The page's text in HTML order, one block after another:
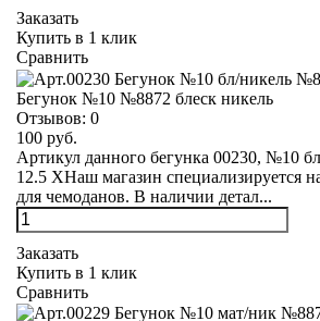
Заказать
Купить в 1 клик
Сравнить
Бегунок №10 №8872 блеск никель
Отзывов: 0
100 руб.
Артикул данного бегунка 00230, №10
12.5 XНаш магазин специализируется
для чемоданов. В наличии детал...
Заказать
Купить в 1 клик
Сравнить